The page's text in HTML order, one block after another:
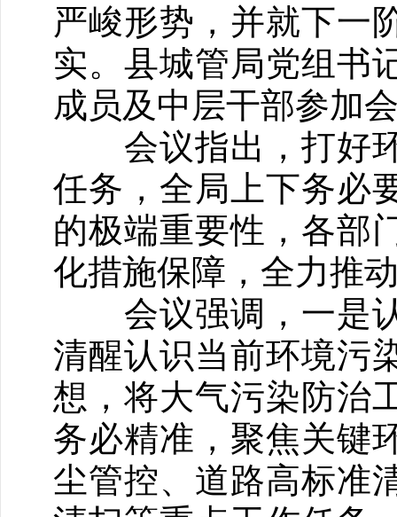
严峻形势，并就下一
实。县城管局党组书
成员及中层干部参加
会议指出，打好环
任务，全局上下务必
的极端重要性，各部
化措施保障，全力推
会议强调，一是认
清醒认识当前环境污
想，将大气污染防治
务必精准，聚焦关键
尘管控、道路高标准